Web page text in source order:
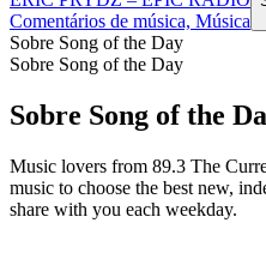
Comentários de música, Música
Sobre Song of the Day
Sobre Song of the Day
Sobre Song of the
Music lovers from 89.3 The
music to choose the best new,
share with you each weekday.